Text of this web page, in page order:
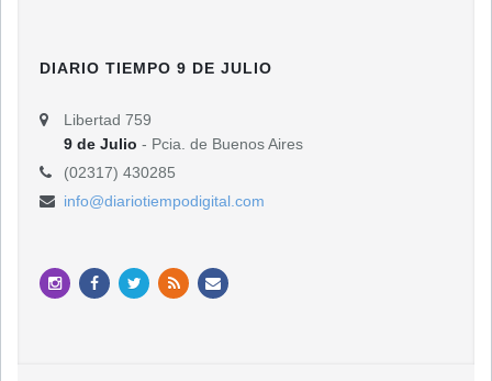
DIARIO TIEMPO 9 DE JULIO
Libertad 759
9 de Julio - Pcia. de Buenos Aires
(02317) 430285
info@diariotiempodigital.com